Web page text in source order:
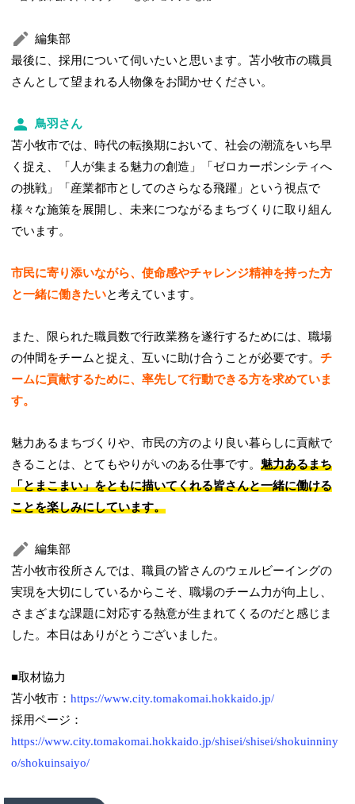
編集部
最後に、採用について伺いたいと思います。苫小牧市の職員
さんとして望まれる人物像をお聞かせください。
鳥羽さん
苫小牧市では、時代の転換期において、社会の潮流をいち早
く捉え、「人が集まる魅力の創造」「ゼロカーボンシティへ
の挑戦」「産業都市としてのさらなる飛躍」という視点で
様々な施策を展開し、未来につながるまちづくりに取り組ん
でいます。
市民に寄り添いながら、使命感やチャレンジ精神を持った方
と一緒に働きたいと考えています。
また、限られた職員数で行政業務を遂行するためには、職場
の仲間をチームと捉え、互いに助け合うことが必要です。チ
ームに貢献するために、率先して行動できる方を求めていま
す。
魅力あるまちづくりや、市民の方のより良い暮らしに貢献で
きることは、とてもやりがいのある仕事です。魅力あるまち
「とまこまい」をともに描いてくれる皆さんと一緒に働ける
ことを楽しみにしています。
編集部
苫小牧市役所さんでは、職員の皆さんのウェルビーイングの
実現を大切にしているからこそ、職場のチーム力が向上し、
さまざまな課題に対応する熱意が生まれてくるのだと感じま
した。本日はありがとうございました。
■取材協力
苫小牧市：https://www.city.tomakomai.hokkaido.jp/
採用ページ：
https://www.city.tomakomai.hokkaido.jp/shisei/shisei/shokuinniny
o/shokuinsaiyo/